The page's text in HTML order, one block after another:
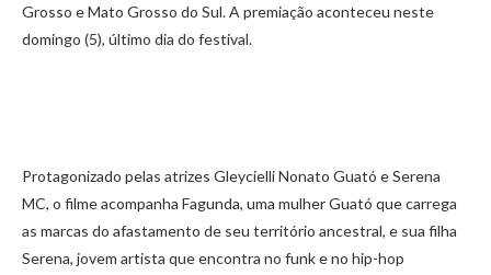
Grosso e Mato Grosso do Sul. A premiação aconteceu neste
domingo (5), último dia do festival.
Protagonizado pelas atrizes Gleycielli Nonato Guató e Serena
MC, o filme acompanha Fagunda, uma mulher Guató que carrega
as marcas do afastamento de seu território ancestral, e sua filha
Serena, jovem artista que encontra no funk e no hip-hop